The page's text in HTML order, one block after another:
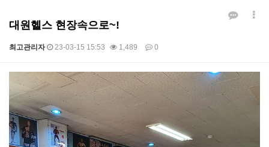
대원헬스 현장속으로~!
최고관리자 23-03-15 15:53 1,489 0